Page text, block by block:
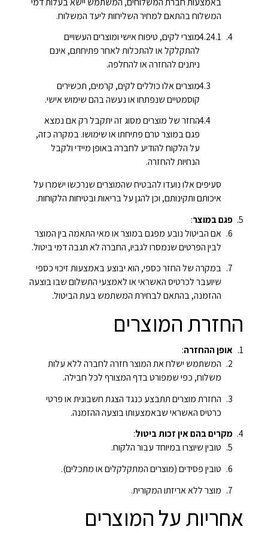
המשלוח בהתאם למחיר השליחות ליעד המשלוח.
מוצרי לקים, טיפוח אישי ומוצרים העשויים
להתקלקל או להתכלות לאחר פתיחתם, אינם
ניתנים להחזרה או להחלפה.
מוצרים אלו כוללים לקים, קרמים, תכשירים
קוסמטיים שנפתחו או נעשה בהם שימוש אישי.
החזר של מוצרים מסוג זה יתקבל רק אם נמצא
פגם במוצר טרם פתיחתו או שימושו. במקרה כזה,
על הלקוח להודיע לחברה באופן מיידי ולקבל
הנחיות להחזרה.
סעיפים אלו נועדו להבטיח שהמוצרים שנרכשו ישמרו על
איכותם ותקינותם, וכן להגן על בריאות ובטיחות הלקוחות.
פגם במוצר:
אם הביטול נובע מפגם במוצר או מאי התאמה בין המוצר
לבין הפרטים שנמסרו לגביו, החברה לא תגבה דמי ביטול.
במקרה של החזר כספי, הוא יבוצע באמצעות זיכוי כספי
שיועבר לכרטיס האשראי או לאמצעי התשלום שבו בוצעה
ההזמנה, בהתאם לבחירת המשתמש בעת הביטול.
החזרת המוצרים
אופן ההחזרה:
המשתמש ישלח את המוצר חזרה לחברה ללא עלות
משלוח, כפי שמפורט בדף המצורף לכל חבילה.
החזרת מוצרים תתבצע כנגד הצגת חשבונית או פרטי
כרטיס האשראי שבאמצעותו בוצעה ההזמנה.
מקרים בהם אין זכות ביטול:
טובין שיוצרו במיוחד עבור הלקוח.
טובין פסידים (מוצרים המתקלקלים או מתכלים).
מוצר ללא אריזתו המקורית.
אחריות על המוצרים